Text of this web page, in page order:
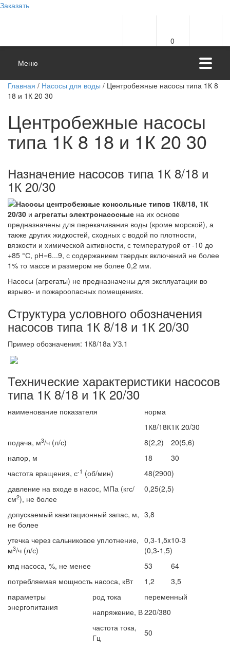
Заказать
0
Меню
Главная / Насосы для воды / Центробежные насосы типа 1К 8
18 и 1К 20 30
Центробежные насосы
типа 1К 8 18 и 1К 20 30
Назначение насосов типа 1К 8/18 и
1К 20/30
Насосы центробежные консольные типов 1К8/18, 1К
20/30 и агрегаты электронасосные на их основе
предназначены для перекачивания воды (кроме морской), а
также других жидкостей, сходных с водой по плотности,
вязкости и химической активности, с температурой от -10 до
+85 °С, рН=6...9, с содержанием твердых включений не более
1% то массе и размером не более 0,2 мм.
Насосы (агрегаты) не предназначены для эксплуатации во
взрыво- и пожароопасных помещениях.
Структура условного обозначения
насосов типа 1К 8/18 и 1К 20/30
Пример обозначения: 1К8/18а УЗ.1
Технические характеристики насосов
типа 1К 8/18 и 1К 20/30
наименование показателя
норма
1К8/18К1К 20/30
подача, м3/ч (л/с) 8(2,2)
20(5,6)
напор, м
18
30
частота вращения, с-1 (об/мин)
48(2900)
давление на входе в насос, МПа (кгс/
см2), не более
0,25(2,5)
допускаемый кавитационный запас, м,
не более
3,8
утечка через сальниковое уплотнение,
м3/ч (л/с)
0,3-1,5x10-3
(0,3-1,5)
кпд насоса, %, не менее
53
64
потребляемая мощность насоса, кВт
1,2
3,5
параметры
энергопитания
род тока
переменный
напряжение, В220/380
частота тока,
Гц
50